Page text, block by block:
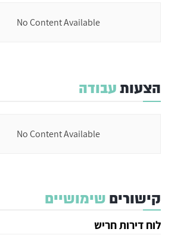
No Content Available
הצעותעבודה
No Content Available
קישורים שימושיים
לוח דירות חריש